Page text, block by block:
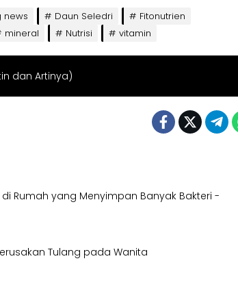
news Daun Seledri
Fitonutrien
mineral Nutrisi vitamin
dan Artinya)
Rumah yang Menyimpan Banyak Bakteri -
Tulang pada Wanita